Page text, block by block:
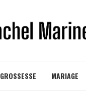
GROSSESSE MARIAGE